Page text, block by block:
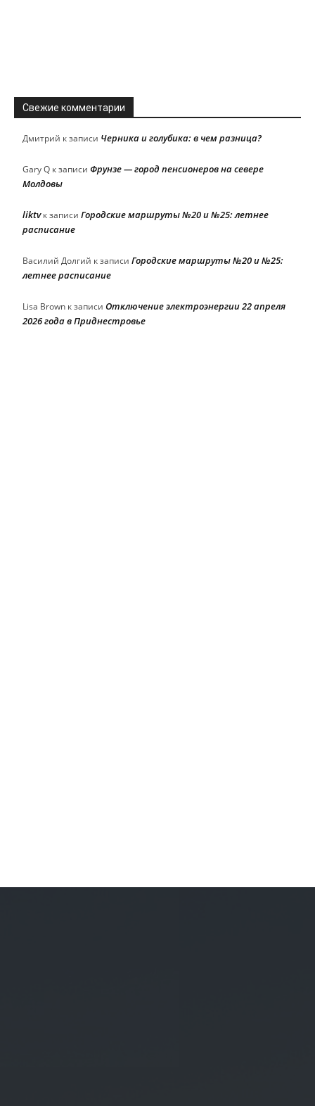
Свежие комментарии
Дмитрий к записи Черника и голубика: в чем разница?
Gary Q к записи Фрунзе — город пенсионеров на севере
Молдовы
liktvк записи Городские маршруты №20 и №25: летнее
расписание
Василий Долгий к записи Городские маршруты №20 и №25:
летнее расписание
Lisa Brown к записи Отключение электроэнергии 22 апреля
2026 года в Приднестровье